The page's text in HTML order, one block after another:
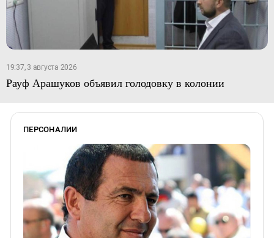
19:37, 3 августа 2026
Рауф Арашуков объявил голодовку в колонии
ПЕРСОНАЛИИ